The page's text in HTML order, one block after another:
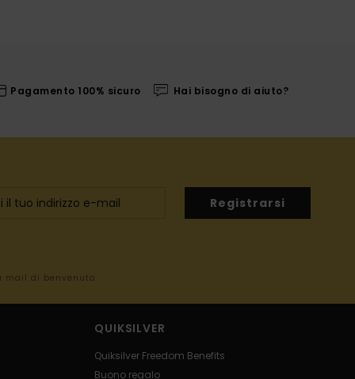
Pagamento 100% sicuro Hai bisogno di aiuto?
Registrarsi
mail di benvenuto
QUIKSILVER
Quiksilver Freedom Benefits
Buono regalo